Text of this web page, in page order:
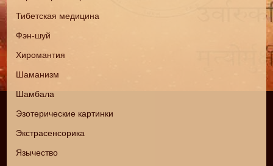
Тибетская медицина
Фэн-шуй
Хиромантия
Шаманизм
Шамбала
Эзотерические картинки
Экстрасенсорика
Язычество